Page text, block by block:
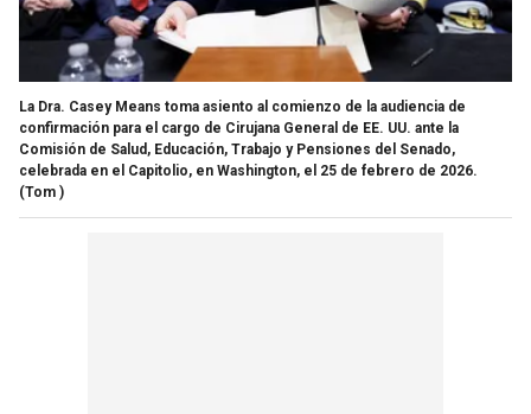
La Dra. Casey Means toma asiento al comienzo de la audiencia de
confirmación para el cargo de Cirujana General de EE. UU. ante la
Comisión de Salud, Educación, Trabajo y Pensiones del Senado,
celebrada en el Capitolio, en Washington, el 25 de febrero de 2026.
(Tom )